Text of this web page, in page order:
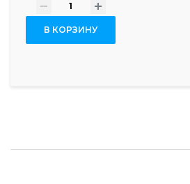
- +
В КОРЗИНУ